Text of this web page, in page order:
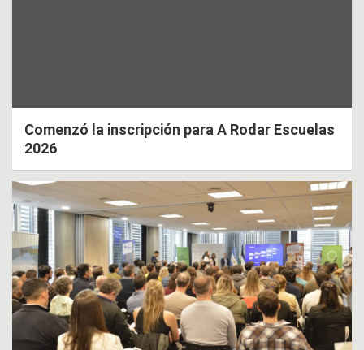
Comenzó la inscripción para A Rodar Escuelas
2026